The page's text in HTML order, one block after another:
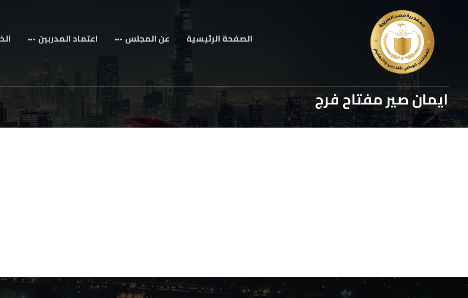
الصفحة الرئيسية عن المجلس اعتماد المدربين
ايمان صير مفتاح فرج